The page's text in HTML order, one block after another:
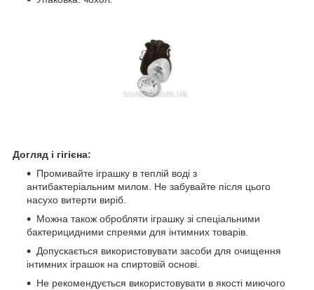
Догляд і гігієна:
Промивайте іграшку в теплій воді з
антибактеріальним милом. Не забувайте після цього
насухо витерти виріб.
Можна також обробляти іграшку зі спеціальними
бактерицидними спреями для інтимних товарів.
Допускається використовувати засоби для очищення
інтимних іграшок на спиртовій основі.
Не рекомендується використовувати в якості миючого